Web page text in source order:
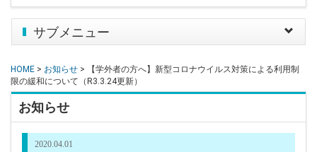
Toggle
サブメニュー
HOME > お知らせ > 【学外者の方へ】新型コロナウイルス対策による利用制
限の緩和について（R3.3.24更新）
お知らせ
2020.04.01